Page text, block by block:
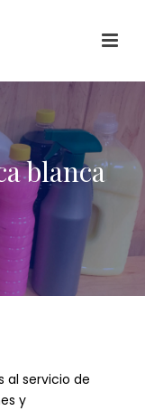
blanca
al servicio de
y